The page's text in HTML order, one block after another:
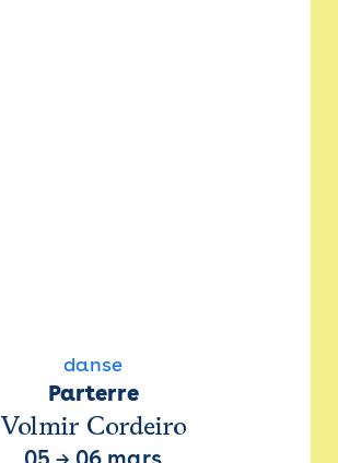
danse
Parterre
Volmir Cordeiro